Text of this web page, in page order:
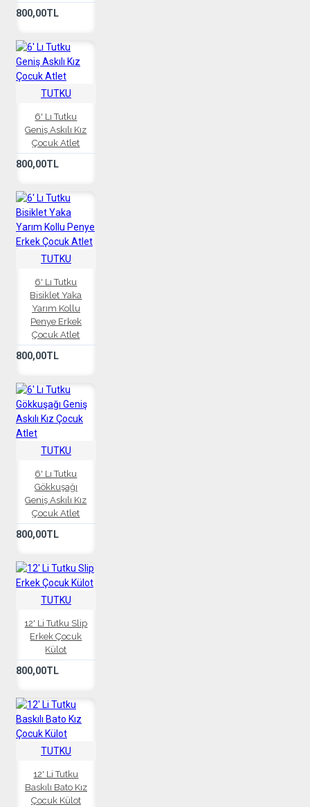
800,00TL
TUTKU
6' Lı Tutku
Geniş Askılı Kız
Çocuk Atlet
800,00TL
TUTKU
6' Lı Tutku
Bisiklet Yaka
Yarım Kollu
Penye Erkek
Çocuk Atlet
800,00TL
TUTKU
6' Lı Tutku
Gökkuşağı
Geniş Askılı Kız
Çocuk Atlet
800,00TL
TUTKU
12' Li Tutku Slip
Erkek Çocuk
Külot
800,00TL
TUTKU
12' Li Tutku
Baskılı Bato Kız
Çocuk Külot